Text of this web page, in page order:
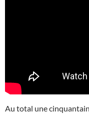
Au total une